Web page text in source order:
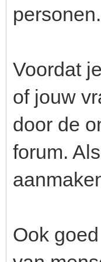
personen.
Voordat
of jouw
door de
forum.
Ook